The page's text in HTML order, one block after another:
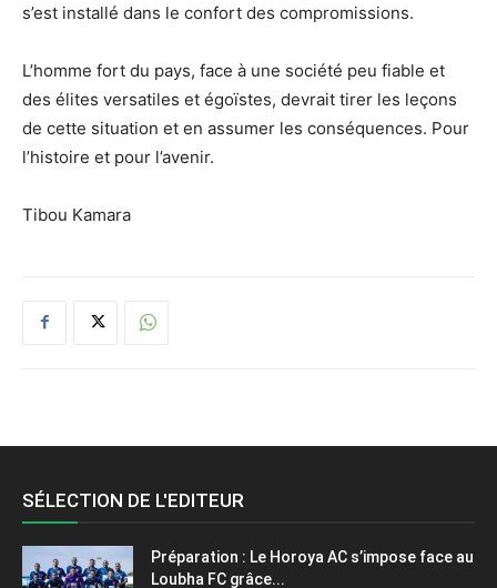
s’est installé dans le confort des compromissions.
L’homme fort du pays, face à une société peu fiable et
des élites versatiles et égoïstes, devrait tirer les leçons
de cette situation et en assumer les conséquences. Pour
l’histoire et pour l’avenir.
Tibou Kamara
SÉLECTION DE L'EDITEUR
Préparation : Le Horoya AC s’impose face au
Loubha FC grâce...